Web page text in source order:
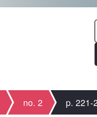
no. 2 p. 221-